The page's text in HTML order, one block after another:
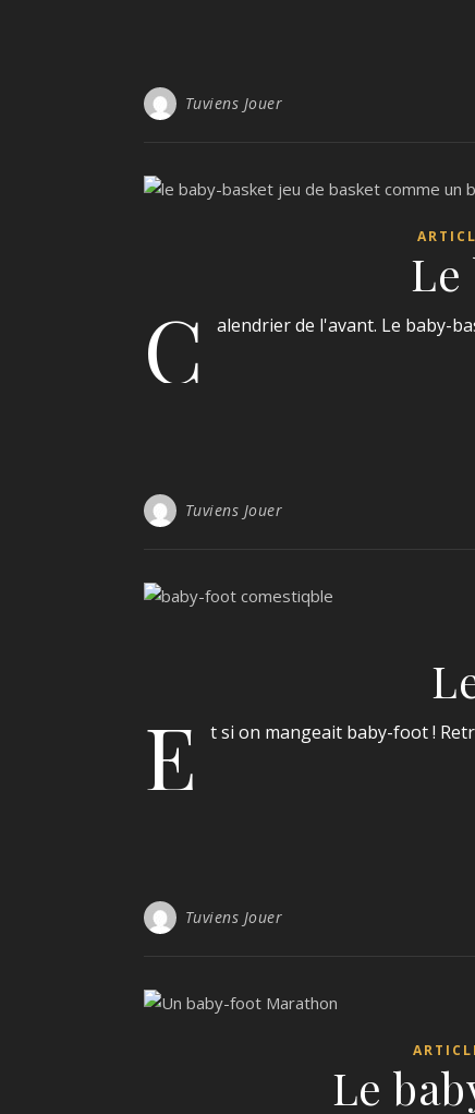
Tuviens Jouer
Le
C alendrier de l'avant. Le baby-
Tuviens Jouer
E t si on mangeait baby-foot !
Tuviens Jouer
Le